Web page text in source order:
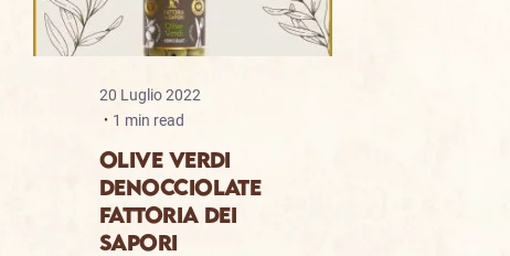
20 Luglio 2022
1 min read
OLIVE VERDI
DENOCCIOLATE
FATTORIA DEI
SAPORI